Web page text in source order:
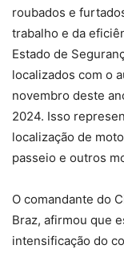
roubados e
trabalho e da
Estado de
localizados com o
novembro deste
2024. Isso
localização de
passeio e outros
O comandante do
Braz, afirmou que
intensificação do